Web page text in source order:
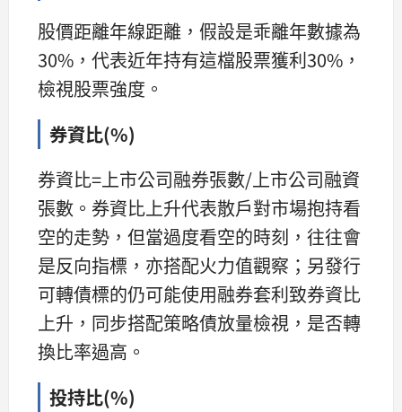
股價距離年線距離，假設是乖離年數據為
30%，代表近年持有這檔股票獲利30%，
檢視股票強度。
券資比(%)
券資比=上市公司融券張數/上市公司融資
張數。券資比上升代表散戶對市場抱持看
空的走勢，但當過度看空的時刻，往往會
是反向指標，亦搭配火力值觀察；另發行
可轉債標的仍可能使用融券套利致券資比
上升，同步搭配策略債放量檢視，是否轉
換比率過高。
投持比(%)